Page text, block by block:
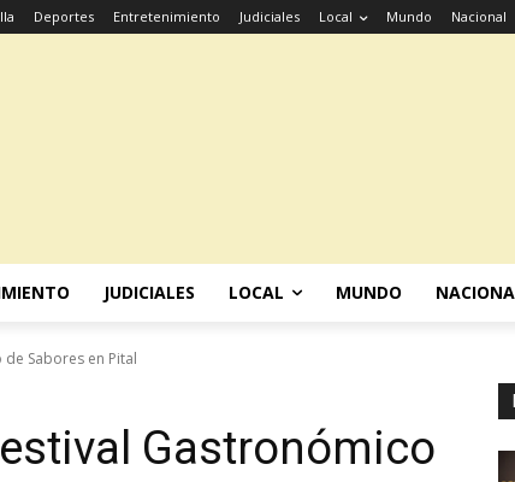
Deportes Entretenimiento Judiciales Local Mundo Nacional
JUDICIALES LOCAL MUNDO
de Sabores en Pital
Gastronómico